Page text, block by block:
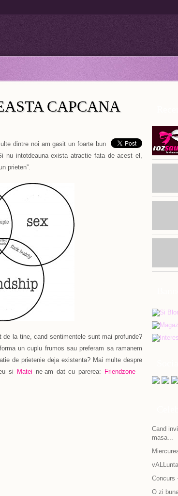
CAPCANA
dintre noi am gasit un foarte bun
nu intotdeauna exista atractie fata de acest el,
prieten”.
la tine, cand sentimentele sunt mai profunde?
un cuplu frumos sau preferam sa ramanem
de prietenie deja existenta? Mai multe despre
si Matei ne-am dat cu parerea:
Friendzone –
Cand
masa...
Concurs
O zi